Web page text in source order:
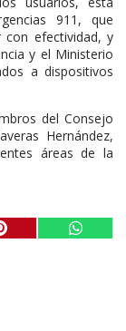
911, que
con efectividad, y
y el Ministerio
a dispositivos
del Consejo
Hernández,
áreas de la